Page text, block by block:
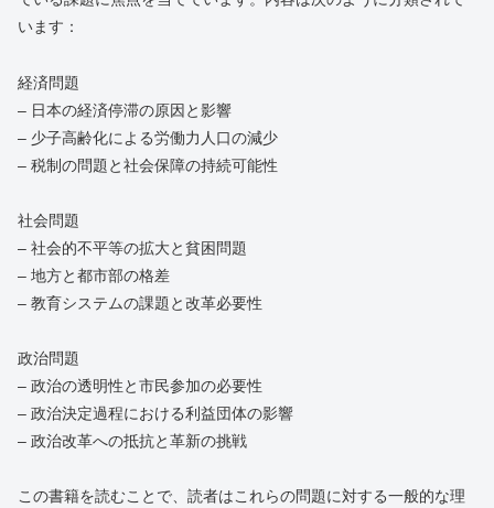
います：
経済問題
– 日本の経済停滞の原因と影響
– 少子高齢化による労働力人口の減少
– 税制の問題と社会保障の持続可能性
社会問題
– 社会的不平等の拡大と貧困問題
– 地方と都市部の格差
– 教育システムの課題と改革必要性
政治問題
– 政治の透明性と市民参加の必要性
– 政治決定過程における利益団体の影響
– 政治改革への抵抗と革新の挑戦
この書籍を読むことで、読者はこれらの問題に対する一般的な理